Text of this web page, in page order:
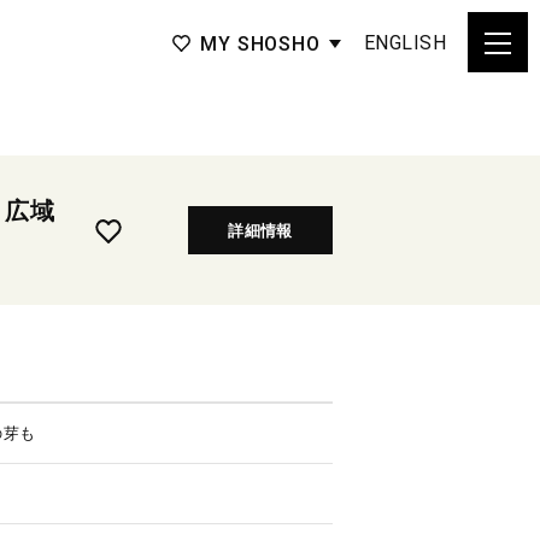
MY SHOSHO ENGLISH
域
詳細情報
も